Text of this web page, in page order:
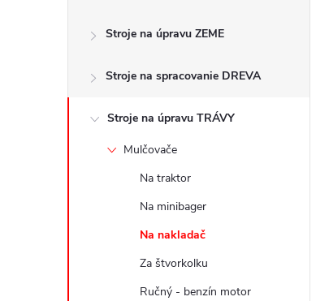
n
Stroje na úpravu ZEME
Stroje na spracovanie DREVA
Stroje na úpravu TRÁVY
Mulčovače
Na traktor
Na minibager
Na nakladač
Za štvorkolku
Ručný - benzín motor